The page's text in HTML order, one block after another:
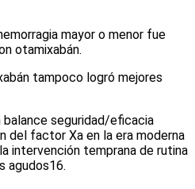
mayor o menor fue
otamixabán.
tampoco logró mejores
seguridad/eficacia
del factor Xa en la era moderna
intervención temprana de rutina
agudos16.